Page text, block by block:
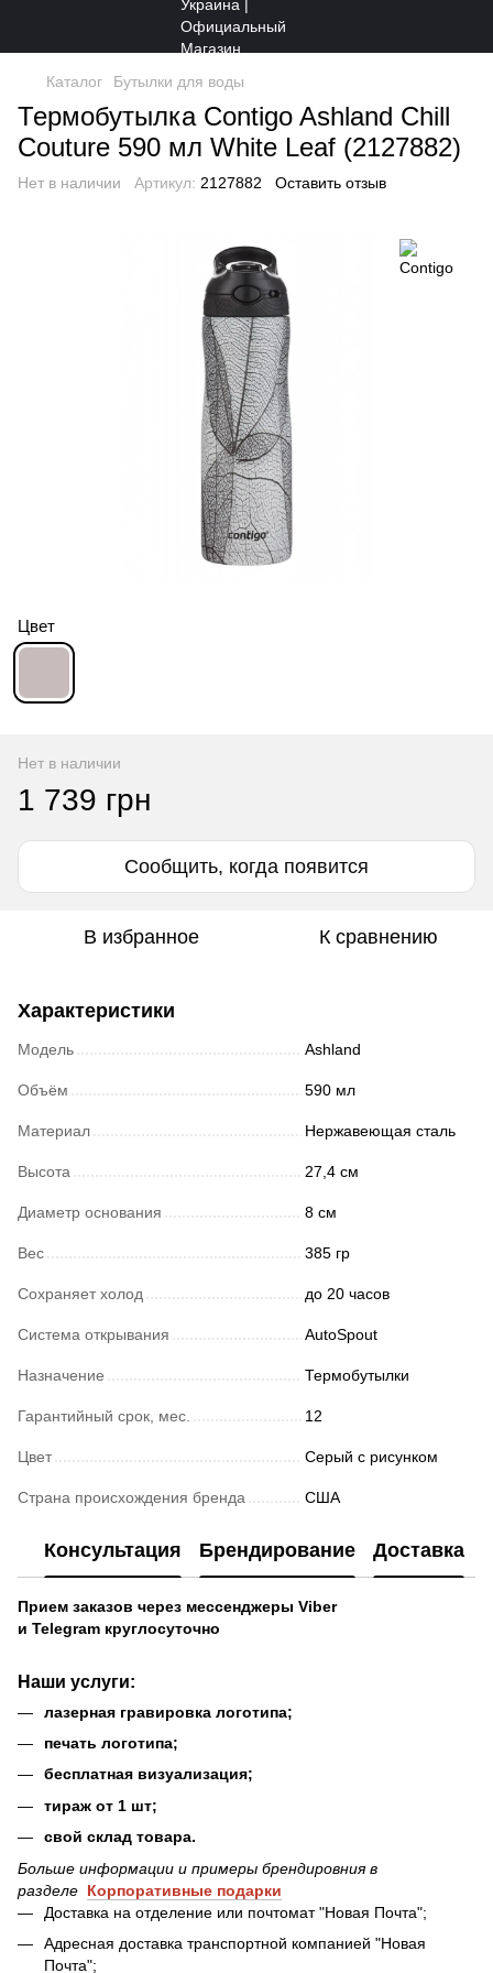
Каталог Бутылки для воды
Термобутылка Contigo Ashland Chill
Couture 590 мл White Leaf (2127882)
Нет в наличии Артикул: 2127882 Оставить отзыв
Цвет
Нет в наличии
1 739 грн
Сообщить, когда появится
В избранное К сравнению
Характеристики
Модель Ashland
Объём 590 мл
Материал Нержавеющая сталь
Высота 27,4 см
Диаметр основания 8 см
Вес 385 гр
Сохраняет холод до 20 часов
Система открывания AutoSpout
Назначение Термобутылки
Гарантийный срок, мес. 12
Цвет Серый с рисунком
Страна происхождения бренда США
Консультация Брендирование Доставка
Прием заказов через мессенджеры Viber
и Telegram круглосуточно
Наши услуги:
лазерная гравировка логотипа;
печать логотипа;
бесплатная визуализация;
тираж от 1 шт;
свой склад товара.
Больше информации и примеры брендировния в
разделе Корпоративные подарки
Доставка на отделение или почтомат "Новая Почта";
Адресная доставка транспортной компанией "Новая
Почта";